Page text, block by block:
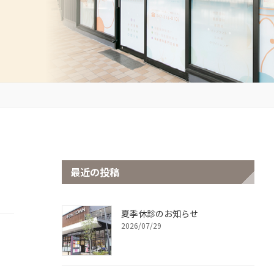
最近の投稿
夏季休診のお知らせ
2026/07/29